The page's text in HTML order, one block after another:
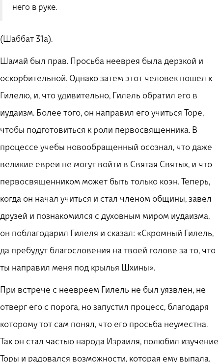
него в руке.
(Шаббат 31а).
Шамай был прав. Просьба нееврея была дерзкой и
оскорбительной. Однако затем этот человек пошел к
Гилелю, и, что удивительно, Гилель обратил его в
иудаизм. Более того, он направил его учиться Торе,
чтобы подготовиться к роли первосвященника. В
процессе учебы новообращенный осознал, что даже
великие евреи не могут войти в Святая Святых, и что
первосвященником может быть только коэн. Теперь,
когда он начал учиться и стал членом общины, завел
друзей и познакомился с духовным миром иудаизма,
он поблагодарил Гилеля и сказал: «Скромный Гилель,
да пребудут благословения на твоей голове за то, что
ты направил меня под крылья Шхины».
При встрече с неевреем Гилель не был уязвлен, не
отверг его с порога, но запустил процесс, благодаря
которому тот сам понял, что его просьба неуместна.
Так он стал частью народа Израиля, полюбил изучение
Торы и радовался возможности, которая ему выпала.